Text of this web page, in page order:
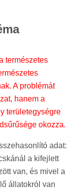
természetes
A problémát
hanem a
területegységre
okozza.
adat:
a kifejlett
van, és mivel a
állatokról van